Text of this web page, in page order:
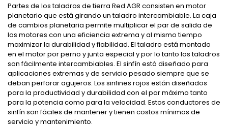
Partes de los taladros de tierra Red AGR consisten en motor
planetario que está girando un taladro intercambiable. La caja
de cambios planetaria permite multiplicar el par de salida de
los motores con una eficiencia extrema y al mismo tiempo
maximizar la durabilidad y fiabilidad. El taladro está montado
en el motor por perno y junta especial y por lo tanto los taladros
son fácilmente intercambiables. El sinfín está diseñado para
aplicaciones extremas y de servicio pesado siempre que se
deban perforar agujeros. Los sinfines rojos están diseñados
para la productividad y durabilidad con el par máximo tanto
para la potencia como para la velocidad. Estos conductores de
sinfín son fáciles de mantener y tienen costos mínimos de
servicio y mantenimiento.